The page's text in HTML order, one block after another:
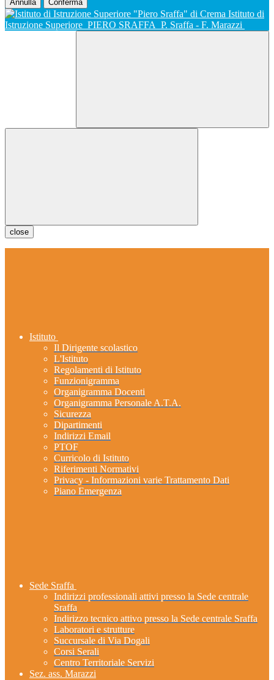
Annulla Conferma
Istituto di
Istruzione Superiore PIERO SRAFFA P. Sraffa - F. Marazzi
close
Istituto
Il Dirigente scolastico
L'Istituto
Regolamenti di Istituto
Funzionigramma
Organigramma Docenti
Organigramma Personale A.T.A.
Sicurezza
Dipartimenti
Indirizzi Email
PTOF
Curricolo di Istituto
Riferimenti Normativi
Privacy - Informazioni varie Trattamento Dati
Piano Emergenza
Sede Sraffa
Indirizzi professionali attivi presso la Sede centrale
Sraffa
Indirizzo tecnico attivo presso la Sede centrale Sraffa
Laboratori e strutture
Succursale di Via Dogali
Corsi Serali
Centro Territoriale Servizi
Sez. ass. Marazzi